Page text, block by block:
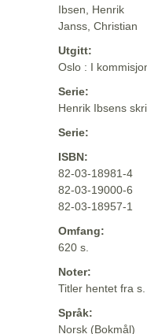
Ibsen, Henrik
Janss, Christian
Utgitt:
Oslo : I
Serie:
Henrik Ibsens
Serie:
ISBN:
82-03-18981-4
82-03-19000-6
82-03-18957-1
Omfang:
620 s.
Noter:
Titler hentet fra
Språk:
Norsk (Bokmål)